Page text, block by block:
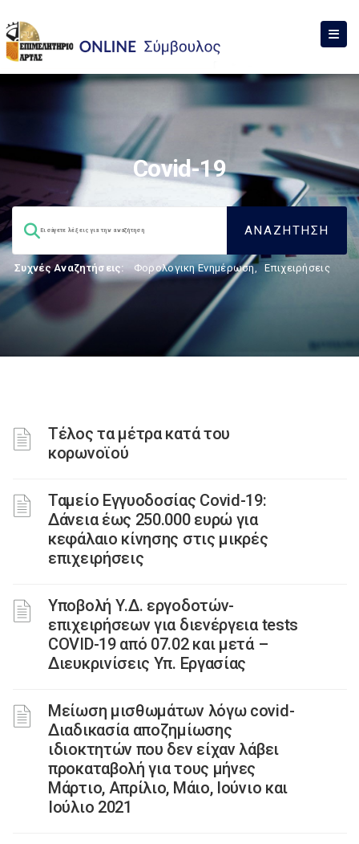
Covid-19
Συχνές Αναζητήσεις: Φορολογικη Ενημέρωση, Επιχειρήσεις
Τέλος τα μέτρα κατά του
κορωνοϊού
Ταμείο Εγγυοδοσίας Covid-19:
Δάνεια έως 250.000 ευρώ για
κεφάλαιο κίνησης στις μικρές
επιχειρήσεις
Υποβολή Υ.Δ. εργοδοτών-
επιχειρήσεων για διενέργεια tests
COVID-19 από 07.02 και μετά –
Διευκρινίσεις Υπ. Εργασίας
Μείωση μισθωμάτων λόγω covid-
Διαδικασία αποζημίωσης
ιδιοκτητών που δεν είχαν λάβει
προκαταβολή για τους μήνες
Μάρτιο, Απρίλιο, Μάιο, Ιούνιο και
Ιούλιο 2021